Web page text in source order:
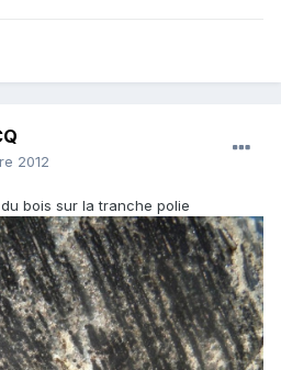
2012
bois sur la tranche polie